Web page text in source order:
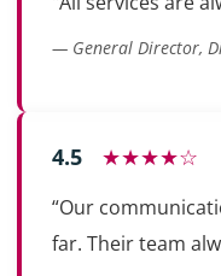
— General Director,
4.5 ★★★★☆
“Our
far. Their team